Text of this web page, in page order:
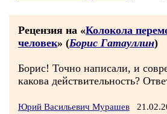
Рецензия на «Колокола
человек» (Борис Гатауллин)
Борис! Точно написали, и
какова действительность?
Юрий Васильевич Мурашев